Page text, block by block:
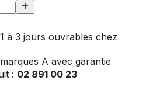
à 3 jours ouvrables chez
A avec garantie
: 02 891 00 23